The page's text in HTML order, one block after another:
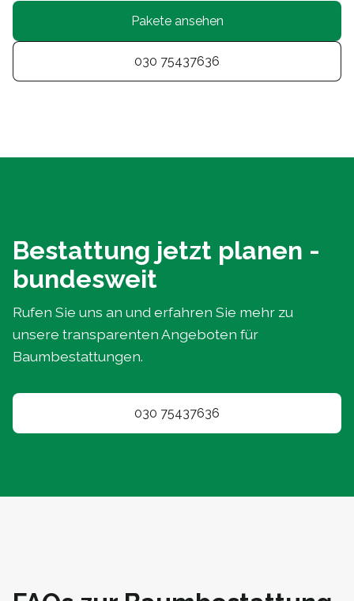
Pakete ansehen
030 75437636
Bestattung jetzt planen -
bundesweit
Rufen Sie uns an und erfahren Sie mehr zu
unsere transparenten Angeboten für
Baumbestattungen.
030 75437636